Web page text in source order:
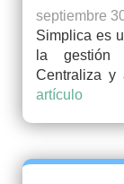
septiembre
Simplica es
la gestión
Centraliza y
artículo